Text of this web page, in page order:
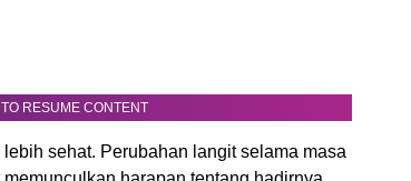
RESUME CONTENT
sehat. Perubahan langit selama masa